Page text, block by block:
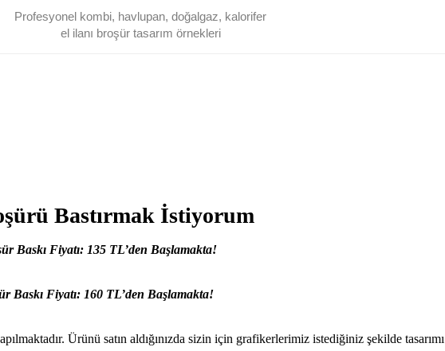
Profesyonel kombi, havlupan, doğalgaz, kalorifer
el ilanı broşür tasarım örnekleri
Bastırmak İstiyorum
Baskı Fiyatı: 135 TL’den Başlamakta!
Baskı Fiyatı: 160 TL’den Başlamakta!
Ürünü satın aldığınızda sizin için grafikerlerimiz istediğiniz şekilde